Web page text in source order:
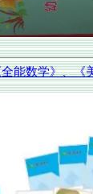
能数学》、《